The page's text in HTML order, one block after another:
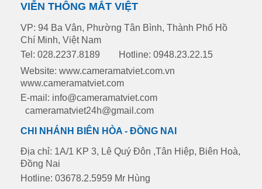
VIỄN THÔNG MẮT VIỆT
VP: 94 Ba Vân, Phường Tân Bình, Thành Phố Hồ
Chí Minh, Việt Nam
Tel: 028.2237.8189
Hotline: 0948.23.22.15
Website: www.cameramatviet.com.vn
www.cameramatviet.com
E-mail: info@cameramatviet.com
cameramatviet24h@gmail.com
CHI NHÁNH BIÊN HÒA - ĐỒNG NAI
Địa chỉ: 1A/1 KP 3, Lê Quý Đôn ,Tân Hiệp, Biên Hoà,
Đồng Nai
Hotline: 03678.2.5959 Mr Hùng